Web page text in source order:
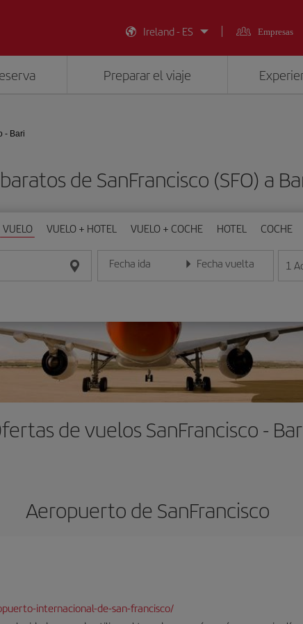
Ireland - ES
Empresas
Preparar el viaje
- Bari
de SanFrancisco (SFO) a
VUELO VUELO + HOTEL VUELO + COCHE HOTEL COCHE
Fecha ida
Introduce la fecha en formato día/mes/año
Fecha vuelta
Introduce la fecha en 1
de vuelos SanFrancisco -
Aeropuerto de SanFrancisco
internacional-de-san-francisco/